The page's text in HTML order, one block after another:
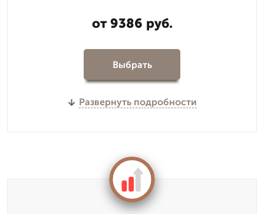
от 9386 руб.
Выбрать
Развернуть подробности